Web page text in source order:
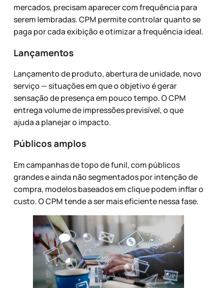
mercados, precisam aparecer com frequência para
serem lembradas. CPM permite controlar quanto se
paga por cada exibição e otimizar a frequência ideal.
Lançamentos
Lançamento de produto, abertura de unidade, novo
serviço — situações em que o objetivo é gerar
sensação de presença em pouco tempo. O CPM
entrega volume de impressões previsível, o que
ajuda a planejar o impacto.
Públicos amplos
Em campanhas de topo de funil, com públicos
grandes e ainda não segmentados por intenção de
compra, modelos baseados em clique podem inflar o
custo. O CPM tende a ser mais eficiente nessa fase.